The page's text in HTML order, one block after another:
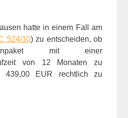
hatte in einem Fall am
524/10) zu entscheiden, ob
mit einer
von 12 Monaten zu
439,00 EUR rechtlich zu